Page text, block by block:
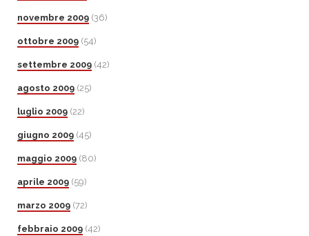
novembre 2009 (36)
ottobre 2009 (54)
settembre 2009 (42)
agosto 2009 (25)
luglio 2009 (22)
giugno 2009 (45)
maggio 2009 (80)
aprile 2009 (59)
marzo 2009 (72)
febbraio 2009 (42)